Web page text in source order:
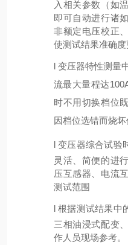
入相关参数（如
即可自动进行诸
非额定电压校正
使测试结果准确度
l变压器特性测量
流最大量程达
时不用切换档位
因档位选错而烧坏
l变压器综合试验
灵活、简便的进
压互感器、电流
测试范围
l根据测试结果中
三相油浸式配变
作人员现场参考。